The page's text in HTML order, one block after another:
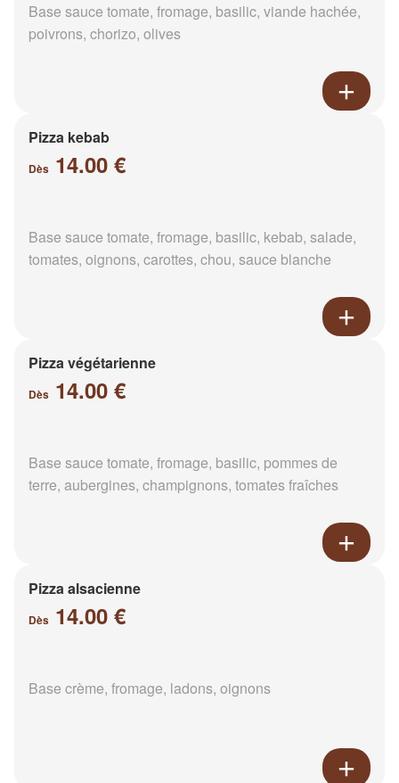
Base sauce tomate, fromage, basilic, viande hachée,
poivrons, chorizo, olives
Pizza kebab
Dès 14.00 €
Base sauce tomate, fromage, basilic, kebab, salade,
tomates, oignons, carottes, chou, sauce blanche
Pizza végétarienne
Dès 14.00 €
Base sauce tomate, fromage, basilic, pommes de
terre, aubergines, champignons, tomates fraîches
Pizza alsacienne
Dès 14.00 €
Base crème, fromage, ladons, oignons